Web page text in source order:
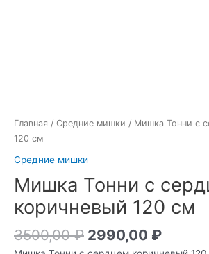
Главная / Средние мишки / Мишка Тонни с
120 см
Средние мишки
Мишка Тонни с
коричневый 120 см
3500,00₽ 2990,00 ₽